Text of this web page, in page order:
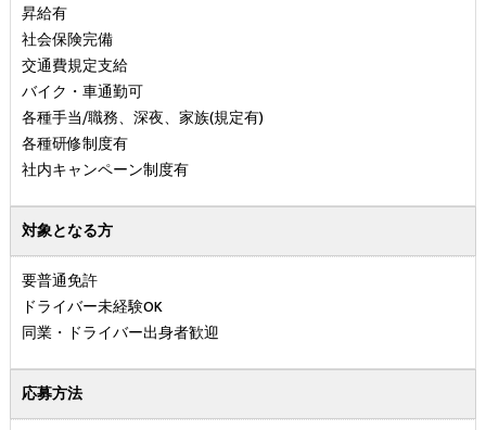
昇給有
社会保険完備
交通費規定支給
バイク・車通勤可
各種手当/職務、深夜、家族(規定有)
各種研修制度有
社内キャンペーン制度有
対象となる方
要普通免許
ドライバー未経験OK
同業・ドライバー出身者歓迎
応募方法